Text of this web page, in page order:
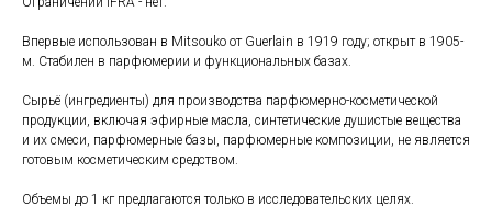
Впервые использован в Mitsouko от Guerlain в 1919 году; открыт в 1905-
м. Стабилен в парфюмерии и функциональных базах.
Сырьё (ингредиенты) для производства парфюмерно-косметической
продукции, включая эфирные масла, синтетические душистые вещества
и их смеси, парфюмерные базы, парфюмерные композиции, не является
готовым косметическим средством.
Объемы до 1 кг предлагаются только в исследовательских целях.